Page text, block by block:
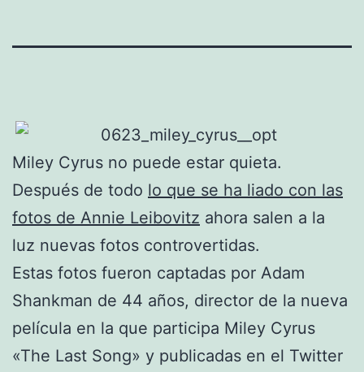
Miley Cyrus no puede estar quieta.
Después de todo lo que se ha liado con las
fotos de Annie Leibovitz ahora salen a la
luz nuevas fotos controvertidas.
Estas fotos fueron captadas por Adam
Shankman de 44 años, director de la nueva
película en la que participa Miley Cyrus
«The Last Song» y publicadas en el Twitter